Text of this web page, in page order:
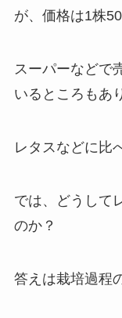
が、 価格は1株
スーパーなどで
いるところもあ
レタスなどに比
では、どうして
のか？
答えは栽培過程